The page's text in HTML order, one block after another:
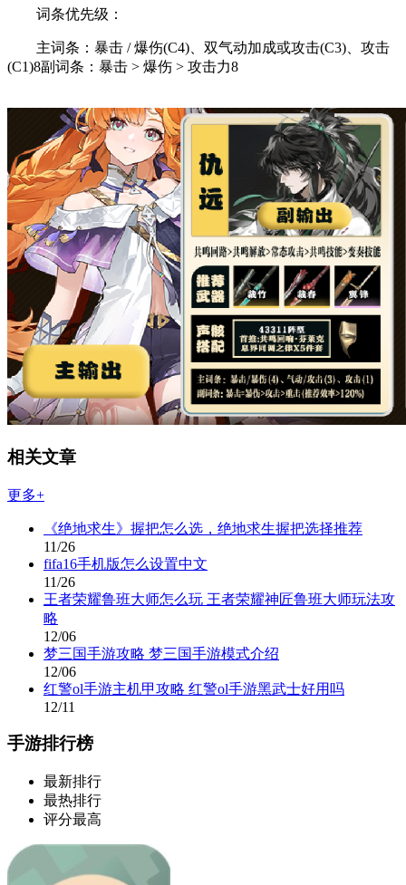
‌词条优先级‌：
‌主词条‌：暴击 / 爆伤(C4)、双气动加成或攻击(C3)、攻击
(C1)‌8‌副词条‌：暴击 > 爆伤 > 攻击力‌8
相关文章
更多+
《绝地求生》握把怎么选，绝地求生握把选择推荐
11/26
fifa16手机版怎么设置中文
11/26
王者荣耀鲁班大师怎么玩 王者荣耀神匠鲁班大师玩法攻
略
12/06
梦三国手游攻略 梦三国手游模式介绍
12/06
红警ol手游主机甲攻略 红警ol手游黑武士好用吗
12/11
手游排行榜
最新排行
最热排行
评分最高